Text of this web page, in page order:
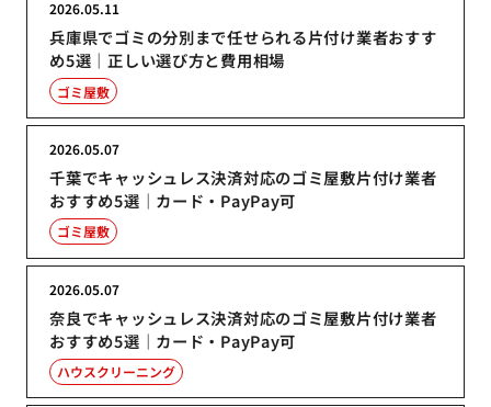
兵庫県でゴミの分別まで任せられる片付け業者おすす
め5選｜正しい選び方と費用相場
2026.05.11
ゴミ屋敷
千葉でキャッシュレス決済対応のゴミ屋敷片付け業者
おすすめ5選｜カード・PayPay可
2026.05.07
ゴミ屋敷
奈良でキャッシュレス決済対応のゴミ屋敷片付け業者
おすすめ5選｜カード・PayPay可
2026.05.07
ハウスクリーニング